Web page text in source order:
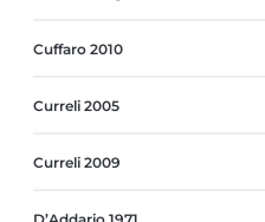
Cuffaro 2010
Curreli 2005
Curreli 2009